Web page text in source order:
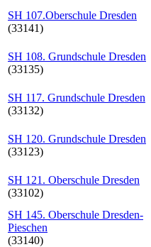
SH 107.Oberschule Dresden
(33141)
SH 108. Grundschule Dresden
(33135)
SH 117. Grundschule Dresden
(33132)
SH 120. Grundschule Dresden
(33123)
SH 121. Oberschule Dresden
(33102)
SH 145. Oberschule Dresden-
Pieschen
(33140)